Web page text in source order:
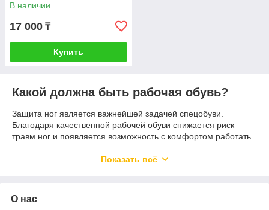
В наличии
17 000 ₸
Купить
Какой должна быть рабочая обувь?
Защита ног является важнейшей задачей спецобуви.
Благодаря качественной рабочей обуви снижается риск
травм ног и появляется возможность с комфортом работать
Спецобувь нужна многим работникам – строителям,
испытания на пригодность.
Показать всё
О нас